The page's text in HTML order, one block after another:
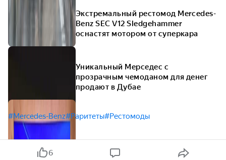
Экстремальный рестомод Mercedes-
Benz SEC V12 Sledgehammer
оснастят мотором от суперкара
Уникальный Мерседес с
прозрачным чемоданом для денег
продают в Дубае
#Mercedes-Benz#Раритеты#Рестомоды
6